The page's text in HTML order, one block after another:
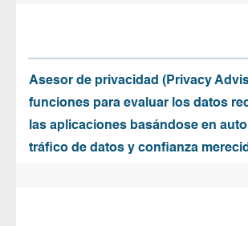
Asesor de privacidad (Privacy
funciones para evaluar los datos
las aplicaciones basándose en
tráfico de datos y confianza